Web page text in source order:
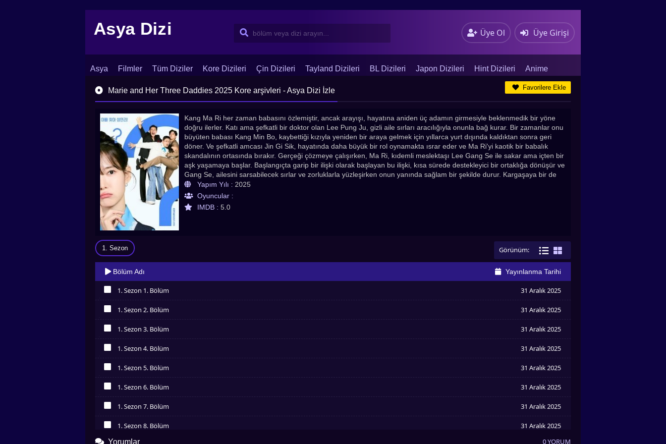
Asya Dizi Üye Ol Üye Girişi
Asya Filmler Tüm Diziler Kore Dizileri Çin Dizileri Tayland Dizileri BL Dizileri Japon Dizileri Hint Dizileri Anime
İletişim Blog Dizi Arşivi
Marie and Her Three Daddies 2025 Kore arşivleri - Asya Dizi İzle Favorilere Ekle
Kang Ma Ri her zaman babasını özlemiştir, ancak arayışı, hayatına aniden üç adamın girmesiyle beklenmedik bir yöne
doğru ilerler. Katı ama şefkatli bir doktor olan Lee Pung Ju, gizli aile sırları aracılığıyla onunla bağ kurar. Bir zamanlar onu
büyüten babası Kang Min Bo, kaybettiği kızıyla yeniden bir araya gelmek için yıllarca yurt dışında kaldıktan sonra geri
döner. Ve şefkatli amcası Jin Gi Sik, hayatında daha büyük bir rol oynamakta ısrar eder ve Ma Ri'yi kaotik bir babalık
skandalının ortasında bırakır. Gerçeği çözmeye çalışırken, Ma Ri, kıdemli meslektaşı Lee Gang Se ile sakar ama içten bir
aşk yaşamaya başlar. Başlangıçta garip bir ilişki olarak başlayan bu ilişki, kısa sürede destekleyici bir ortaklığa dönüşür ve
Gang Se, ailesini sarsabilecek sırlar ve zorluklarla yüzleşirken onun yanında sağlam bir şekilde durur. Kargaşaya bir de
Ma Ri'nin ateşli annesi Ju Si Ra eklenir; dürtüsel doğası ve Min Bo ile çözülmemiş geçmişi, hayatlarına yeni fırtınalar
getirir. Hem baş belası hem de sevgi dolu bir anne olan Si Ra, tahmin edilemez davranışlarıyla Ma Ri'yi zorlu seçimlere
iterek anne ve kızı sevginin, ailenin ve affetmenin gerçek anlamlarını sorgulamaya zorlar.
Yapım Yılı : 2025
Oyuncular :
IMDB : 5.0
Görünüm:
1. Sezon
Bölüm Adı Yayınlanma Tarihi
1. Sezon 1. Bölüm 31 Aralık 2025
1. Sezon 2. Bölüm 31 Aralık 2025
1. Sezon 3. Bölüm 31 Aralık 2025
1. Sezon 4. Bölüm 31 Aralık 2025
1. Sezon 5. Bölüm 31 Aralık 2025
1. Sezon 6. Bölüm 31 Aralık 2025
1. Sezon 7. Bölüm 31 Aralık 2025
İzledim
1. Sezon 8. Bölüm 31 Aralık 2025
Yorumlar 0 YORUM